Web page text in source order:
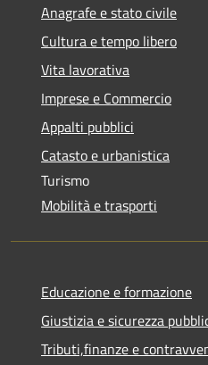
Anagrafe e stato civile
Cultura e tempo libero
Vita lavorativa
Imprese e Commercio
Appalti pubblici
Catasto e urbanistica
Turismo
Mobilità e trasporti
Educazione e formazione
Giustizia e sicurezza
Tributi,finanze e